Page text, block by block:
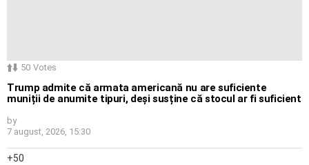
50 Votes
Trump admite că armata americană nu are suficiente
muniții de anumite tipuri, deși susține că stocul ar fi suficient
by
7 august, 2026, 15:30
50